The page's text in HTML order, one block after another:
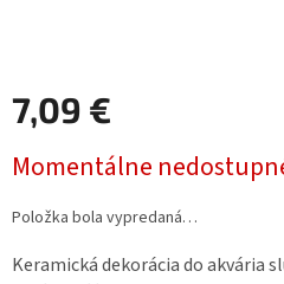
7,09 €
cena:
Momentálne
Položka bola vypredaná…
Keramická dekorácia do akvária